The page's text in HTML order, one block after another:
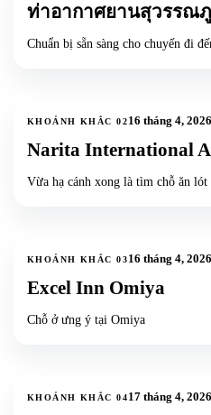
ท่าอากาศยานสุวรรณ
Chuẩn bị sẵn sàng cho chuyến đi
KHOẢNH KHẮC 0216 tháng 4, 2026
Narita International
Vừa hạ cánh xong là tìm chỗ ăn
KHOẢNH KHẮC 0316 tháng 4, 2026
Excel Inn Omiya
Chỗ ở ưng ý tại Omiya
KHOẢNH KHẮC 0417 tháng 4, 2026